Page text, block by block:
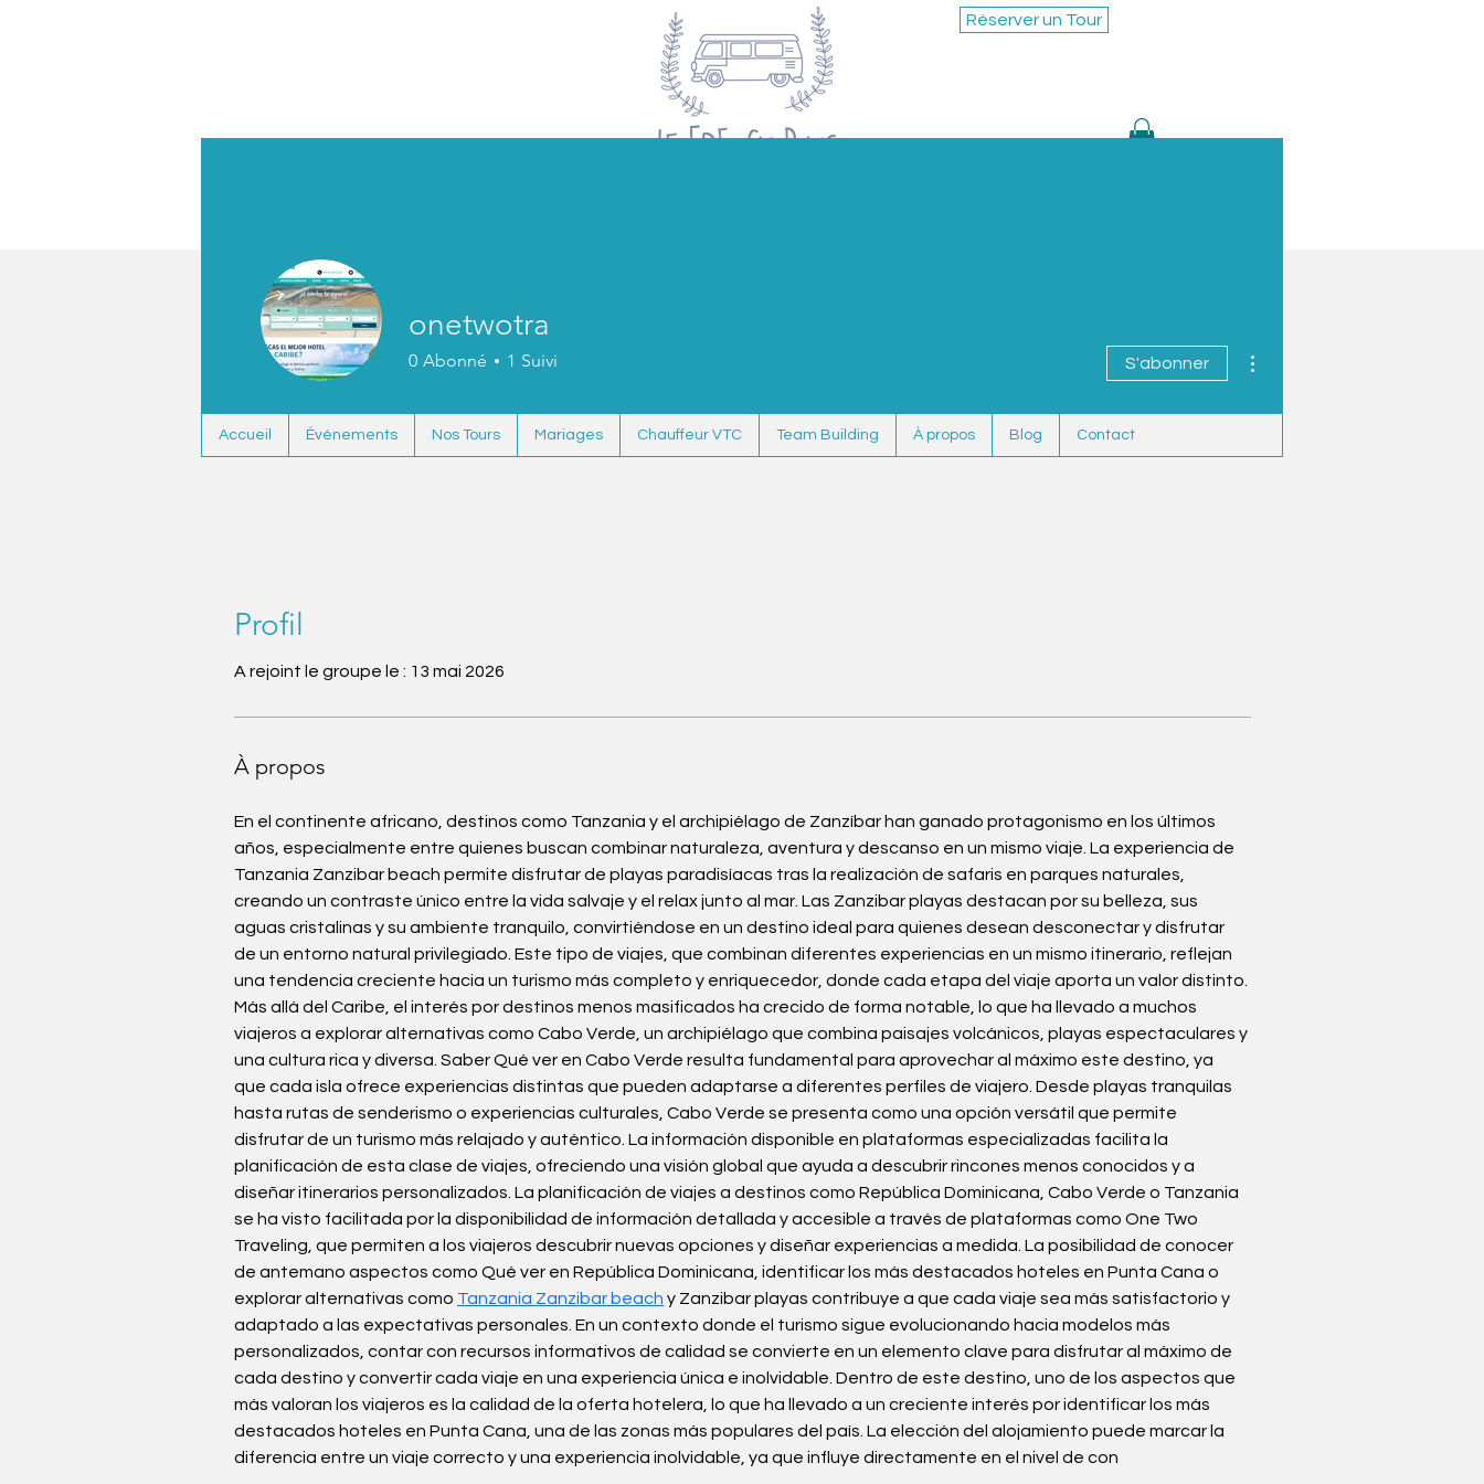
Réserver un Tour
Profil
A rejoint le groupe le : 13 mai 2026
À propos
En el continente africano, destinos como Tanzania y el archipiélago de Zanzíbar han ganado protagonismo en los últimos
años, especialmente entre quienes buscan combinar naturaleza, aventura y descanso en un mismo viaje. La experiencia de
Tanzania Zanzibar beach permite disfrutar de playas paradisíacas tras la realización de safaris en parques naturales,
creando un contraste único entre la vida salvaje y el relax junto al mar. Las Zanzibar playas destacan por su belleza, sus
aguas cristalinas y su ambiente tranquilo, convirtiéndose en un destino ideal para quienes desean desconectar y disfrutar
de un entorno natural privilegiado. Este tipo de viajes, que combinan diferentes experiencias en un mismo itinerario, reflejan
una tendencia creciente hacia un turismo más completo y enriquecedor, donde cada etapa del viaje aporta un valor distinto.
Más allá del Caribe, el interés por destinos menos masificados ha crecido de forma notable, lo que ha llevado a muchos
viajeros a explorar alternativas como Cabo Verde, un archipiélago que combina paisajes volcánicos, playas espectaculares y
una cultura rica y diversa. Saber Qué ver en Cabo Verde resulta fundamental para aprovechar al máximo este destino, ya
que cada isla ofrece experiencias distintas que pueden adaptarse a diferentes perfiles de viajero. Desde playas tranquilas
hasta rutas de senderismo o experiencias culturales, Cabo Verde se presenta como una opción versátil que permite
disfrutar de un turismo más relajado y auténtico. La información disponible en plataformas especializadas facilita la
planificación de esta clase de viajes, ofreciendo una visión global que ayuda a descubrir rincones menos conocidos y a
diseñar itinerarios personalizados. La planificación de viajes a destinos como República Dominicana, Cabo Verde o Tanzania
se ha visto facilitada por la disponibilidad de información detallada y accesible a través de plataformas como One Two
Traveling, que permiten a los viajeros descubrir nuevas opciones y diseñar experiencias a medida. La posibilidad de conocer
de antemano aspectos como Qué ver en República Dominicana, identificar los más destacados hoteles en Punta Cana o
explorar alternativas como Tanzania Zanzibar beach y Zanzibar playas contribuye a que cada viaje sea más satisfactorio y
adaptado a las expectativas personales. En un contexto donde el turismo sigue evolucionando hacia modelos más
personalizados, contar con recursos informativos de calidad se convierte en un elemento clave para disfrutar al máximo de
cada destino y convertir cada viaje en una experiencia única e inolvidable. Dentro de este destino, uno de los aspectos que
más valoran los viajeros es la calidad de la oferta hotelera, lo que ha llevado a un creciente interés por identificar los más
destacados hoteles en Punta Cana, una de las zonas más populares del país. La elección del alojamiento puede marcar la
diferencia entre un viaje correcto y una experiencia inolvidable, ya que influye directamente en el nivel de con
onetwotra
0 Abonné 1 Suivi S'abonner
Accueil Événements Nos Tours Mariages Chauffeur VTC Team Building À propos Blog Contact